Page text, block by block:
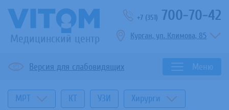
Медицинский центр
Версия для слабовидящих
Курган, ул. Климова, 85
+7 (351) 700-70-42
Меню
МРТ КТ УЗИ Хирурги